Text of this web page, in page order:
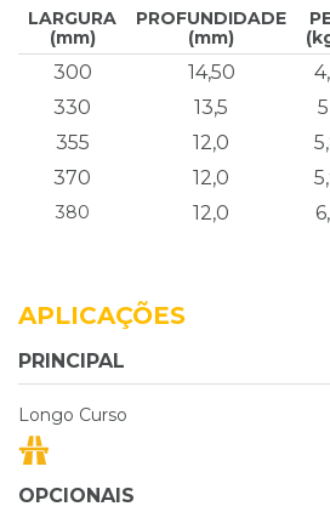
LARGURA
(mm)
PROFUNDIDADE
(mm)
300 14,50
330
13,5
355
12,0
370
12,0
380 12,0
APLICAÇÕES
PRINCIPAL
Longo Curso
OPCIONAIS